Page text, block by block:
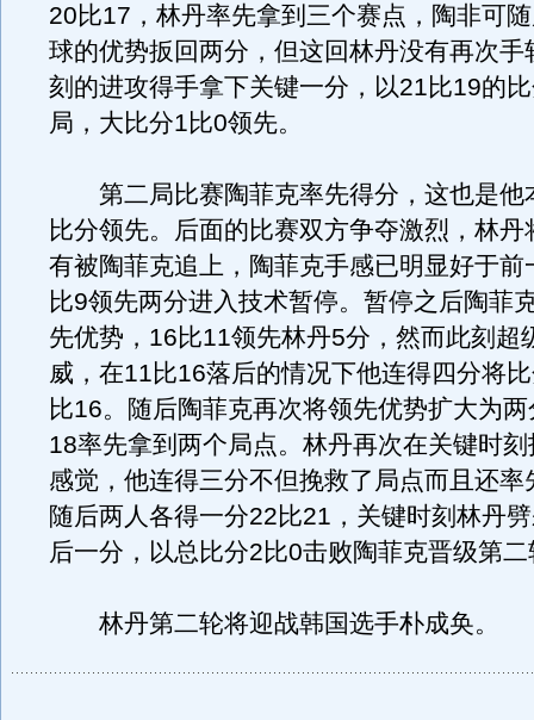
20比17，林丹率先拿到三个赛点，陶非可
球的优势扳回两分，但这回林丹没有再次手
刻的进攻得手拿下关键一分，以21比19的
局，大比分1比0领先。
第二局比赛陶菲克率先得分，这也是他
比分领先。后面的比赛双方争夺激烈，林丹
有被陶菲克追上，陶菲克手感已明显好于前
比9领先两分进入技术暂停。暂停之后陶菲
先优势，16比11领先林丹5分，然而此刻超
威，在11比16落后的情况下他连得四分将
比16。随后陶菲克再次将领先优势扩大为
18率先拿到两个局点。林丹再次在关键时
感觉，他连得三分不但挽救了局点而且还率
随后两人各得一分22比21，关键时刻林丹
后一分，以总比分2比0击败陶菲克晋级第二
林丹第二轮将迎战韩国选手朴成奂。